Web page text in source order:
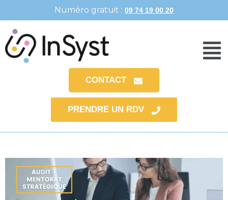
Numéro gratuit : 09 74 19 00 20
CONTACT
PRENDRE UN RDV